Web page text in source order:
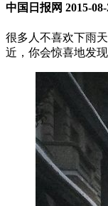
中国日报网 2015-
很多人不喜欢下雨
近，你会惊喜地发